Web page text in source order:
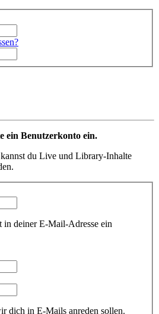
ein Benutzerkonto ein.
du Live und Library-Inhalte
in deiner E-Mail-Adresse ein
dich in E-Mails anreden sollen.